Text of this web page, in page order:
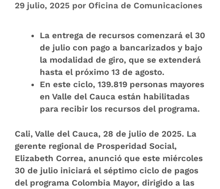
29 julio, 2025 por Oficina de Comunicaciones
La entrega de recursos comenzará el 30
de julio con pago a bancarizados y bajo
la modalidad de giro, que se extenderá
hasta el próximo 13 de agosto.
En este ciclo, 139.819 personas mayores
en Valle del Cauca están habilitadas
para recibir los recursos del programa.
Cali, Valle del Cauca, 28 de julio de 2025. La
gerente regional de Prosperidad Social,
Elizabeth Correa, anunció que este miércoles
30 de julio iniciará el séptimo ciclo de pagos
del programa Colombia Mayor, dirigido a las